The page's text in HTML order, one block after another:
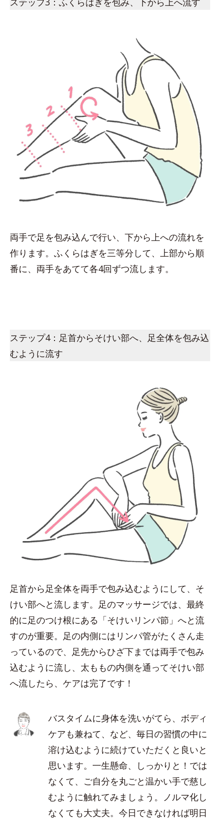
両手で足を包み込んで行い、下から上への流れを
作ります。ふくらはぎを三等分して、上部から順
番に、両手をあてて各4回ずつ流します。
ステップ4：足首からそけい部へ、足全体を包み込
むように流す
足首から足全体を両手で包み込むようにして、そ
けい部へと流します。足のマッサージでは、最終
的に足のつけ根にある「そけいリンパ節」へと流
すのが重要。足の内側にはリンパ管がたくさん走
っているので、足先からひざ下までは両手で包み
込むように流し、太ももの内側を通ってそけい部
へ流したら、ケアは完了です！
バスタイムに身体を洗いがてら、ボディ
ケアも兼ねて、など、毎日の習慣の中に
溶け込むように続けていただくと良いと
思います。一生懸命、しっかりと！では
なくて、ご自分を丸ごと温かい手で慈し
むように触れてみましょう。ノルマ化し
なくても大丈夫。今日できなければ明日